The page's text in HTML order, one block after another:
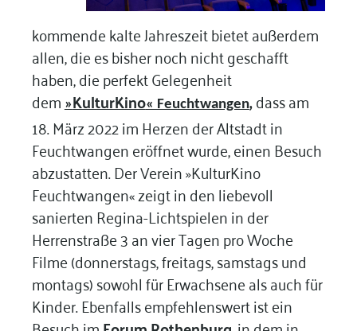
kommende kalte Jahreszeit bietet außerdem
allen, die es bisher noch nicht geschafft
haben, die perfekt Gelegenheit
dem »KulturKino« Feuchtwangen,dass am
18. März 2022 im Herzen der Altstadt in
Feuchtwangen eröffnet wurde, einen Besuch
abzustatten. Der Verein »KulturKino
Feuchtwangen« zeigt in den liebevoll
sanierten Regina-Lichtspielen in der
Herrenstraße 3 an vier Tagen pro Woche
Filme (donnerstags, freitags, samstags und
montags) sowohl für Erwachsene als auch für
Kinder. Ebenfalls empfehlenswert ist ein